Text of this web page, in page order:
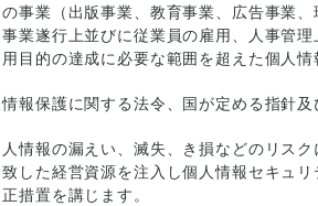
事業（出版事業、教育事業、広告事業
業遂行上並びに従業員の雇用、人事管
目的の達成に必要な範囲を超えた個人
報保護に関する法令、国が定める指針及
情報の漏えい、滅失、き損などのリス
した経営資源を注入し個人情報セキュ
措置を講じます。